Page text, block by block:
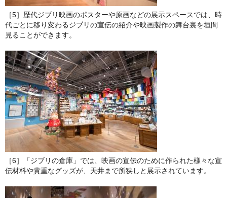
［5］歴代ジブリ映画のポスターや原画などの展示スペースでは、時
代ごとに移り変わるジブリの宣伝の紹介や映画製作の舞台裏を垣間
見ることができます。
［6］「ジブリの倉庫」では、映画の宣伝のために作られた様々な宣
伝材料や貴重なグッズが、天井まで所狭しと展示されています。